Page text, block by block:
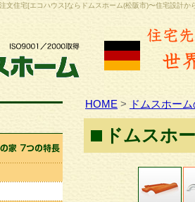
文住宅[エコハウス]ならドムスホーム(松阪市)〜住宅設計か
家 7つの特
HOME > ドムスホー
ドムスホ